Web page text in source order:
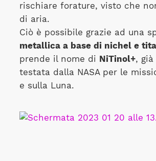
rischiare forature, visto che
di aria.
Ciò è possibile grazie ad una
metallica a base di nichel e
prende il nome di NiTinol+, già
testata dalla NASA per le
e sulla Luna.